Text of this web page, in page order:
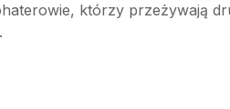
którzy przeżywają